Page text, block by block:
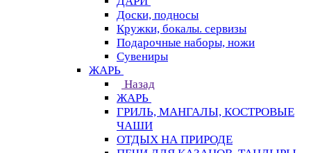
Доски, подносы
Кружки, бокалы. сервизы
Подарочные наборы, ножи
Сувениры
ЖАРЬ
Назад
ЖАРЬ
ГРИЛЬ, МАНГАЛЫ, КОСТРОВЫЕ
ЧАШИ
ОТДЫХ НА ПРИРОДЕ